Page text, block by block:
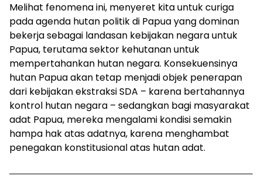
Melihat fenomena ini, menyeret kita untuk curiga
pada agenda hutan politik di Papua yang dominan
bekerja sebagai landasan kebijakan negara untuk
Papua, terutama sektor kehutanan untuk
mempertahankan hutan negara. Konsekuensinya
hutan Papua akan tetap menjadi objek penerapan
dari kebijakan ekstraksi SDA – karena bertahannya
kontrol hutan negara – sedangkan bagi masyarakat
adat Papua, mereka mengalami kondisi semakin
hampa hak atas adatnya, karena menghambat
penegakan konstitusional atas hutan adat.